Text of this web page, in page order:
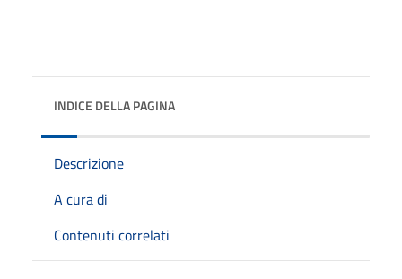
INDICE DELLA PAGINA
Descrizione
A cura di
Contenuti correlati